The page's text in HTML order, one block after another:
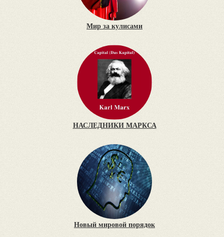
Мир за кулисами
НАСЛЕДНИКИ МАРКСА
Новый мировой порядок